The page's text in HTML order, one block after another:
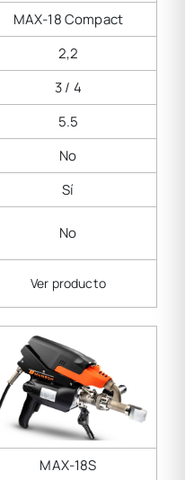
MAX-18 Compact
2,2
3 / 4
5.5
No
Sí
No
Ver producto
MAX-18S